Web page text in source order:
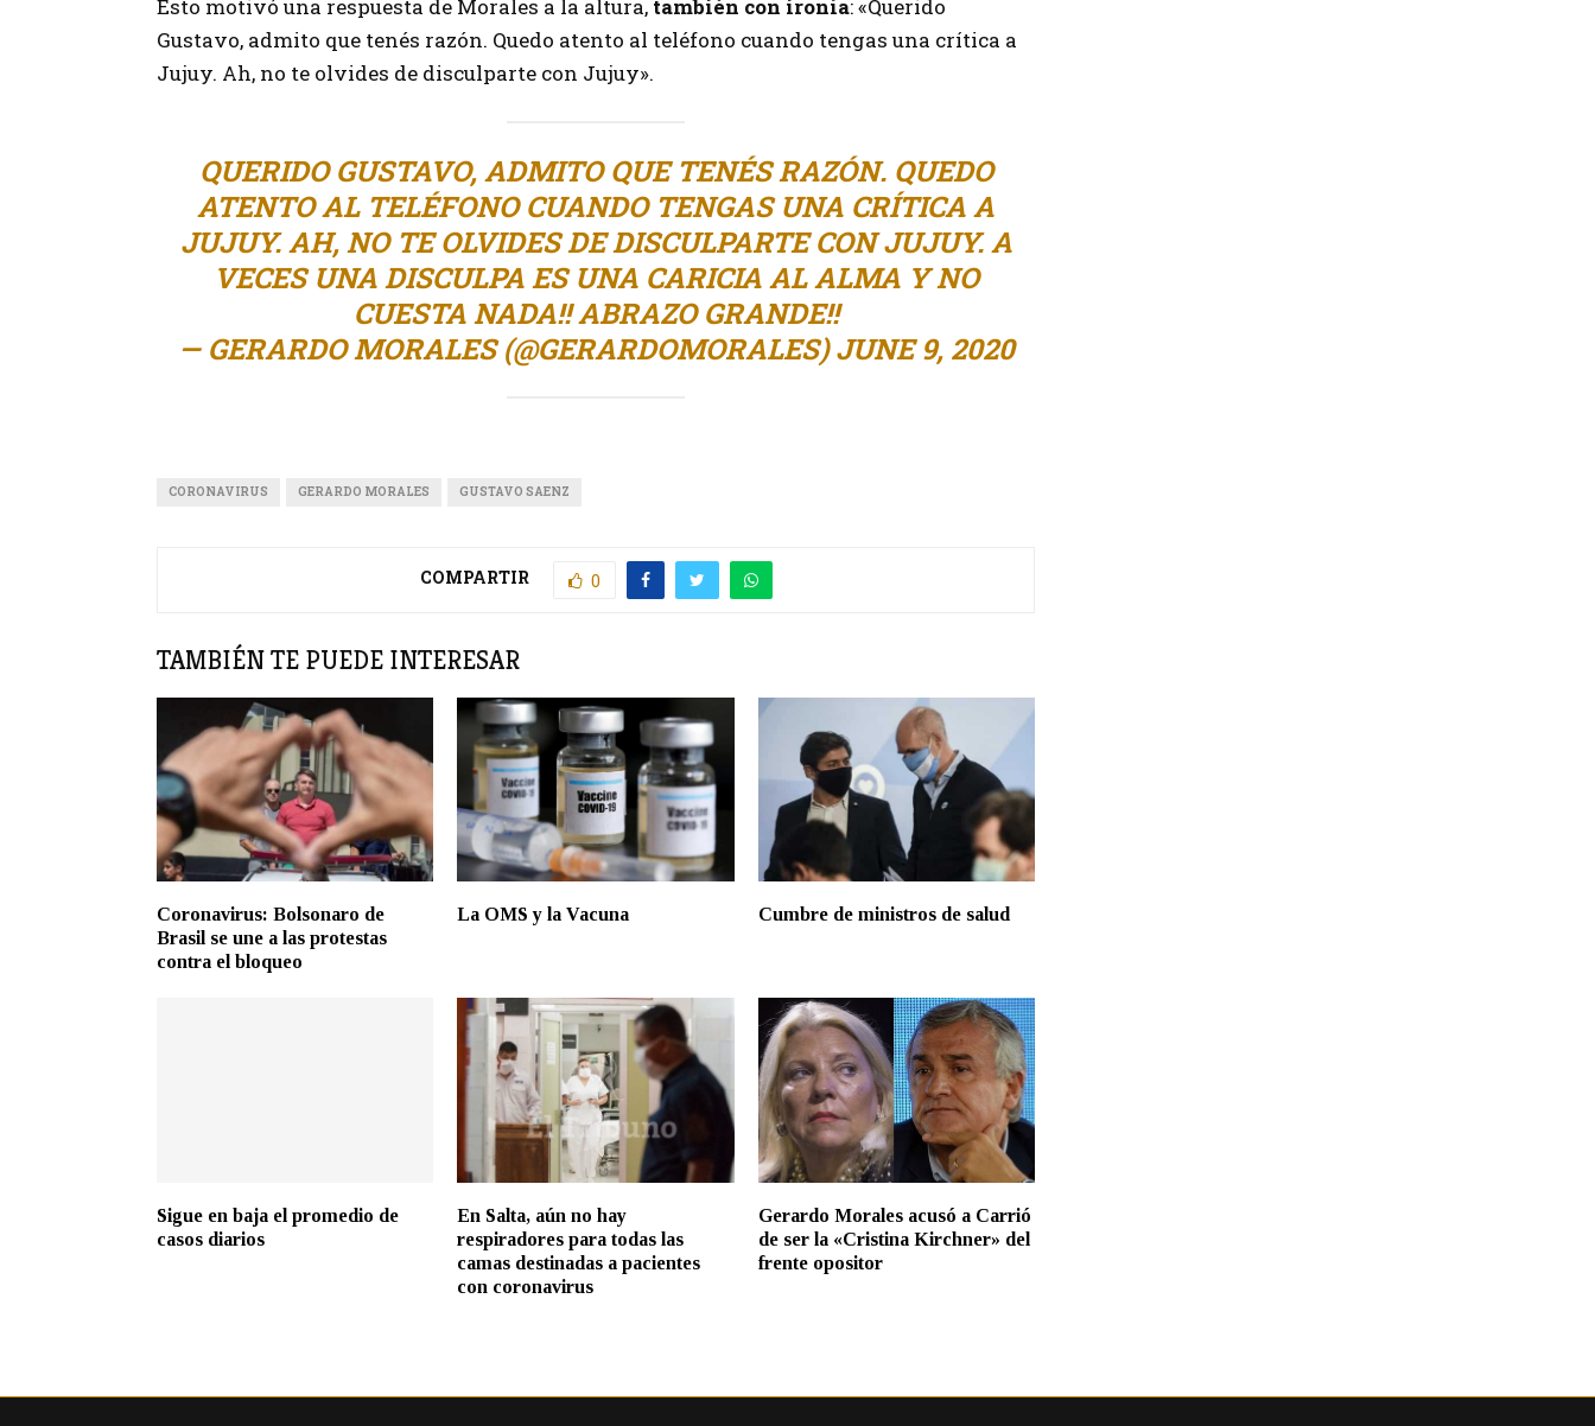
Esto motivó una respuesta de Morales a la altura, también con ironía: «Querido
Gustavo, admito que tenés razón. Quedo atento al teléfono cuando tengas una crítica a
Jujuy. Ah, no te olvides de disculparte con Jujuy».
QUERIDO GUSTAVO, ADMITO QUE TENÉS RAZÓN. QUEDO
ATENTO AL TELÉFONO CUANDO TENGAS UNA CRÍTICA A
JUJUY. AH, NO TE OLVIDES DE DISCULPARTE CON JUJUY. A
VECES UNA DISCULPA ES UNA CARICIA AL ALMA Y NO
CUESTA NADA!! ABRAZO GRANDE!!
— GERARDO MORALES (@GERARDOMORALES)JUNE 9, 2020
CORONAVIRUS GERARDO MORALES GUSTAVO SAENZ
COMPARTIR 0
TAMBIÉN TE PUEDE INTERESAR
Coronavirus: Bolsonaro de
Brasil se une a las protestas
contra el bloqueo
La OMS y la Vacuna Cumbre de ministros de salud
Sigue en baja el promedio de
casos diarios
En Salta, aún no hay
respiradores para todas las
camas destinadas a pacientes
con coronavirus
Gerardo Morales acusó a Carrió
de ser la «Cristina Kirchner» del
frente opositor